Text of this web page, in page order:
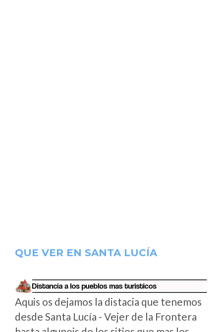
QUE VER EN SANTA LUCÍA
Aquis os dejamos la distacia que tenemos
desde Santa Lucía - Vejer de la Frontera